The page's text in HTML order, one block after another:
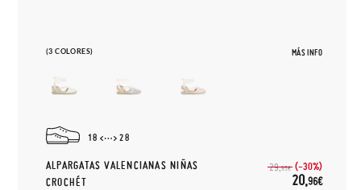
(3 COLORES) MÁS INFO
18 28
ALPARGATAS VALENCIANAS NIÑAS
CROCHÉT
29,95€ (-30%)
20,96€